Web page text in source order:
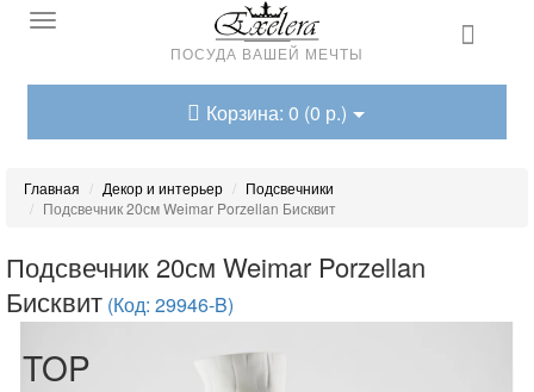
ПОСУДА ВАШЕЙ МЕЧТЫ
Корзина: 0 (0 р.)
Главная Декор и интерьер
Подсвечники
Подсвечник 20см Weimar Porzellan Бисквит
Подсвечник 20см Weimar Porzellan
Бисквит (Код: 29946-B)
TOP